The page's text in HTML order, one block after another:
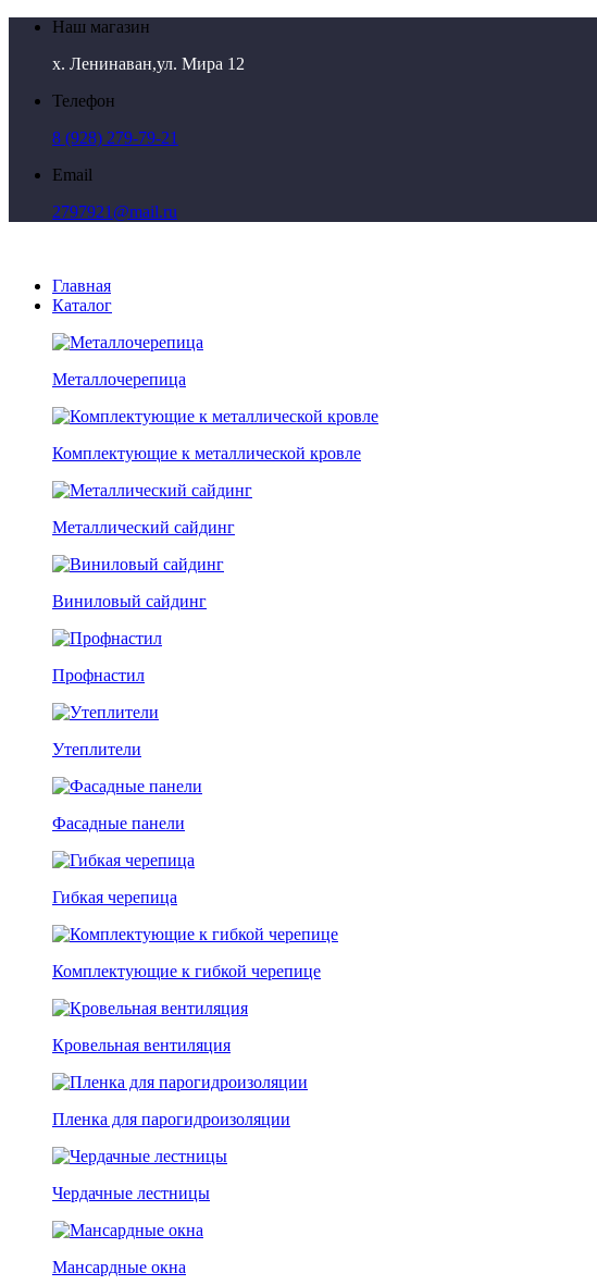
Наш магазин
х. Ленинаван,ул. Мира 12
Телефон
8 (928) 279-79-21
Email
2797921@mail.ru
Главная
Каталог
Металлочерепица
Комплектующие к металлической кровле
Металлический сайдинг
Виниловый сайдинг
Профнастил
Утеплители
Фасадные панели
Гибкая черепица
Комплектующие к гибкой черепице
Кровельная вентиляция
Пленка для парогидроизоляции
Чердачные лестницы
Мансардные окна